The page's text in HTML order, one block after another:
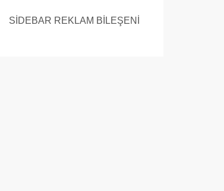
SİDEBAR REKLAM BİLEŞENİ